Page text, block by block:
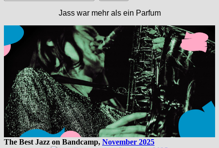
Jass war mehr als ein Parfum
The Best Jazz on Bandcamp, November 2025